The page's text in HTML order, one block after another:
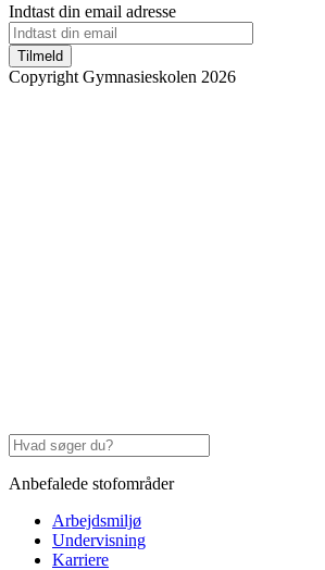
Indtast din email adresse
Tilmeld
Copyright Gymnasieskolen 2026
Anbefalede stofområder
Arbejdsmiljø
Undervisning
Karriere